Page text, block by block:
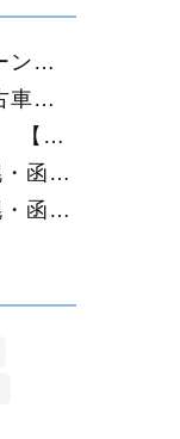
【2026年最新版】ローンに不安がある方へ｜ネオドライブローンの窓口で新しいカーライフをサポート
【2026年最新版】中古車購入でよくある質問20選｜初めての方でも失敗しない完全ガイド【札幌・北海道対応】
第1弾 Part3（完全版） 【2026年最新版】中古車購入でよくある質問20選｜初めての方でも失敗しない完全ガイド【札幌・北海道対応】
【最新在庫入荷】札幌・函館で人気の中古車が続々入庫中｜早い者勝ち！【日産 セレナ2.0HスターVセレクション+Safety 4WD】
【最新在庫入荷】札幌・函館で人気の中古車が続々入庫中｜早い者勝ち！【ホンダ オデッセイ2.4Mエアロパッケージ 4WD】